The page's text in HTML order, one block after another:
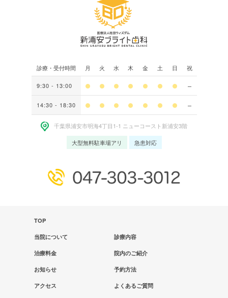
診療・受付時間 月 火 水 木 金 土 日 祝
9:30 - 13:00
14:30 - 18:30
千葉県浦安市明海4丁⽬1-1 ニューコースト新浦安3階
大型無料駐車場アリ 急患対応
TOP
当院について 診療内容
治療料金 院内のご紹介
お知らせ 予約方法
アクセス よくあるご質問